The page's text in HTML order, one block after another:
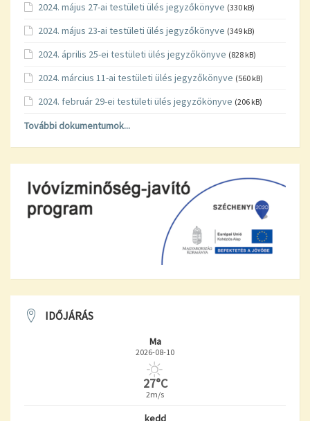
2024. május 27-ai testületi ülés jegyzőkönyve (330 kB)
2024. május 23-ai testületi ülés jegyzőkönyve (349 kB)
2024. április 25-ei testületi ülés jegyzőkönyve (828 kB)
2024. március 11-ai testületi ülés jegyzőkönyve (560 kB)
2024. február 29-ei testületi ülés jegyzőkönyve (206 kB)
További dokumentumok...
IDŐJÁRÁS
Ma
2026-08-10
27°C
2m/s
kedd